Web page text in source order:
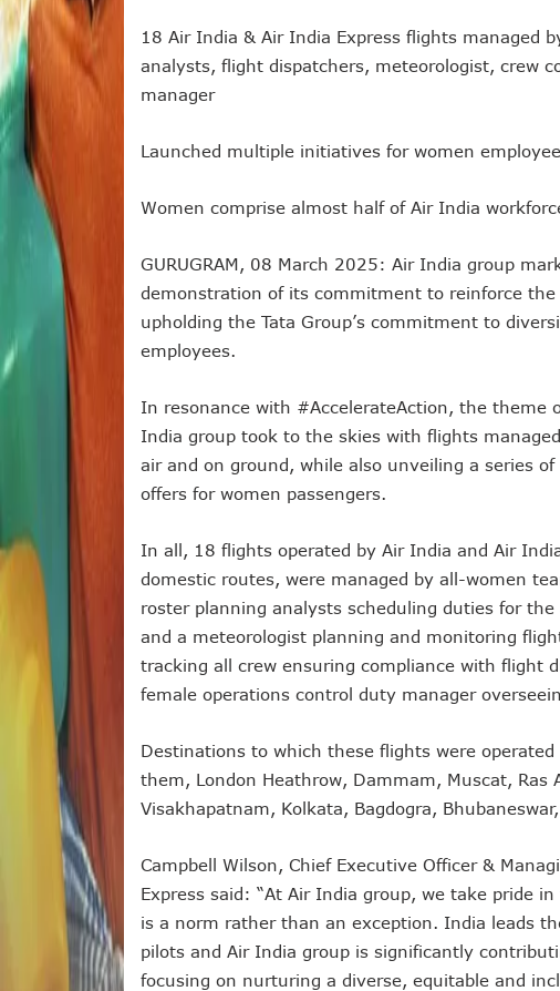
18 Air India & Air India Express flights managed
analysts, flight dispatchers, meteorologist, crew
manager
Launched multiple initiatives for women
Women comprise almost half of Air India
GURUGRAM, 08 March 2025: Air India group
demonstration of its commitment to reinforce
upholding the Tata Group’s commitment to
employees.
In resonance with #AccelerateAction, the theme
India group took to the skies with flights
air and on ground, while also unveiling a series
offers for women passengers.
In all, 18 flights operated by Air India and Air
domestic routes, were managed by all-women
roster planning analysts scheduling duties for
and a meteorologist planning and monitoring
tracking all crew ensuring compliance with flight
female operations control duty manager
Destinations to which these flights were
them, London Heathrow, Dammam, Muscat, Ras
Visakhapatnam, Kolkata, Bagdogra,
Campbell Wilson, Chief Executive Officer &
Express said: “At Air India group, we take pride
is a norm rather than an exception. India leads
pilots and Air India group is significantly
focusing on nurturing a diverse, equitable and